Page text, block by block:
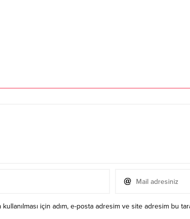
için adım, e-posta adresim ve site adresim bu